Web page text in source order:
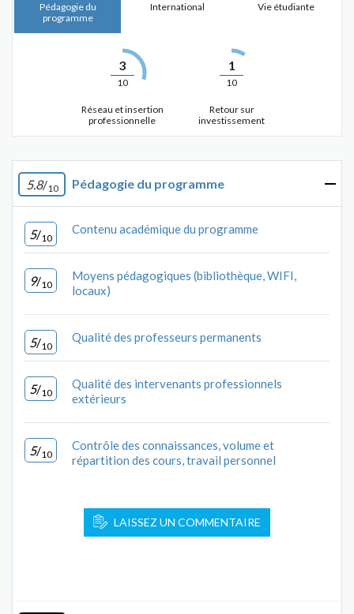
Pédagogie du
programme
International Vie étudiante
3
10
Réseau et insertion
professionnelle
1
10
Retour sur
investissement
5.8/10 Pédagogie du programme
5/10
Contenu académique du programme
9/10
Moyens pédagogiques (bibliothèque, WIFI,
locaux)
5/10
Qualité des professeurs permanents
5/10
Qualité des intervenants professionnels
extérieurs
5/10
Contrôle des connaissances, volume et
répartition des cours, travail personnel
LAISSEZ UN COMMENTAIRE